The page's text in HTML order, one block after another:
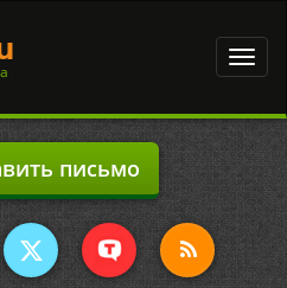
письмо